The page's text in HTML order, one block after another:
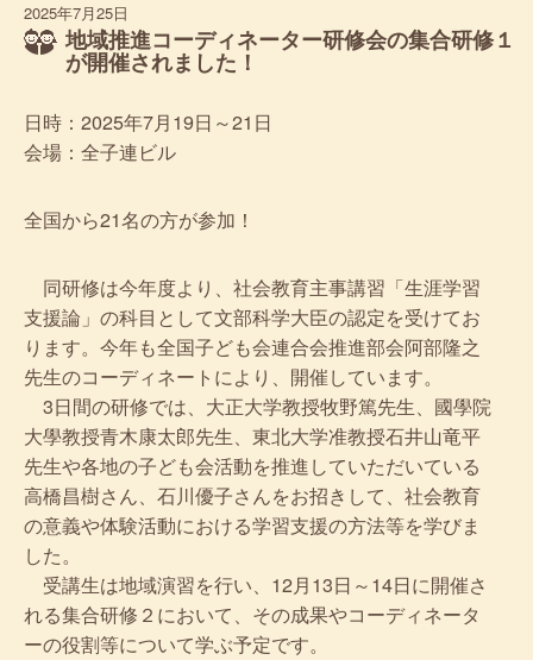
2025年7月25日
地域推進コーディネーター研修会の集合研修１
が開催されました！
日時：2025年7月19日～21日
会場：全子連ビル
全国から21名の方が参加！
同研修は今年度より、社会教育主事講習「生涯学習
支援論」の科目として文部科学大臣の認定を受けてお
ります。今年も全国子ども会連合会推進部会阿部隆之
先生のコーディネートにより、開催しています。
3日間の研修では、大正大学教授牧野篤先生、國學院
大學教授青木康太郎先生、東北大学准教授石井山竜平
先生や各地の子ども会活動を推進していただいている
高橋昌樹さん、石川優子さんをお招きして、社会教育
の意義や体験活動における学習支援の方法等を学びま
した。
受講生は地域演習を行い、12月13日～14日に開催さ
れる集合研修２において、その成果やコーディネータ
ーの役割等について学ぶ予定です。